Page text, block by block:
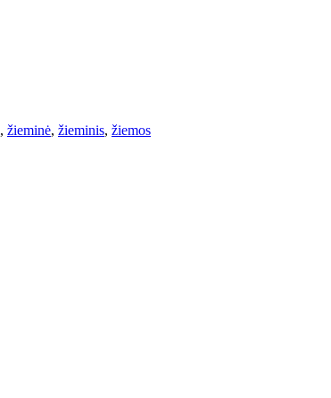
, žieminė, žieminis, žiemos